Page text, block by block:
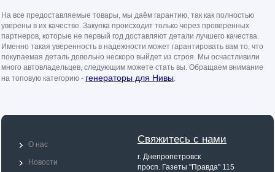
На все предоставляемые товары, мы даём гарантию, так как полностью
уверены в их качестве. Закупка происходит только через проверенных
партнеров, которые не первый год доставляют детали лучшего качества.
Именно такая уверенность в надежности может гарантировать вам то, что
покупаемая деталь довольно нескоро выйдет из строя. Мы осчастливили
много автовладельцев, следующим можете стать вы. Обращаем внимание
на топовую категорию - генераторы для Нивы.
Свяжитесь с нами
г. Днепропетровск
просп. Газеты "Правда" 115
О нас
Новости